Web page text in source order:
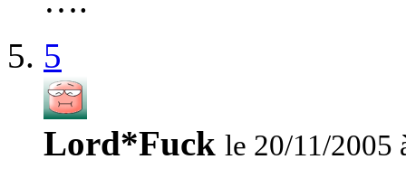
5
Lord*Fuck le 20/11/2005